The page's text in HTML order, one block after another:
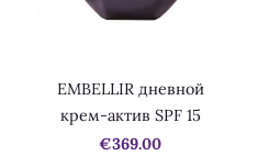
EMBELLIR дневной
крем-актив SPF 15
€369.00